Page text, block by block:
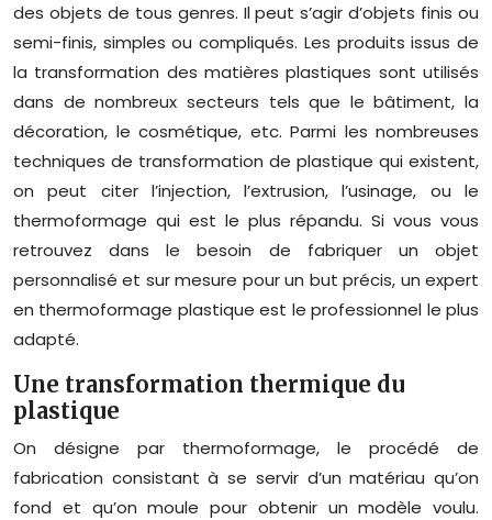
des objets de tous genres. Il peut s’agir d’objets finis ou
semi-finis, simples ou compliqués. Les produits issus de
la transformation des matières plastiques sont utilisés
dans de nombreux secteurs tels que le bâtiment, la
décoration, le cosmétique, etc. Parmi les nombreuses
techniques de transformation de plastique qui existent,
on peut citer l’injection, l’extrusion, l’usinage, ou le
thermoformage qui est le plus répandu. Si vous vous
retrouvez dans le besoin de fabriquer un objet
personnalisé et sur mesure pour un but précis, un expert
en thermoformage plastique est le professionnel le plus
adapté.
Une transformation thermique du
plastique
On désigne par thermoformage, le procédé de
fabrication consistant à se servir d’un matériau qu’on
fond et qu’on moule pour obtenir un modèle voulu.